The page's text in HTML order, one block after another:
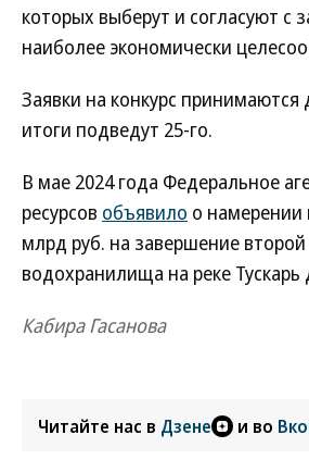
которых выберут и согласуют с
наиболее экономически
Заявки на конкурс принимаются
итоги подведут 25-го.
В мае 2024 года Федеральное
ресурсов объявило о
млрд руб. на завершение
водохранилища на реке Тускарь
Кабира Гасанова
Читайте нас в Дзене и во